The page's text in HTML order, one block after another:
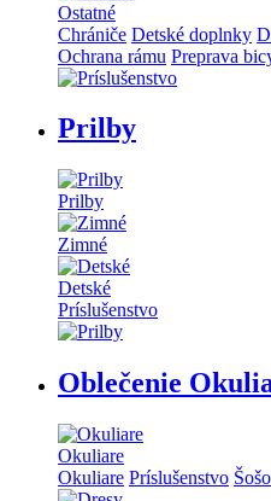
Ostatné
Chrániče Detské doplnky
Ochrana rámu Preprava
Prilby
Prilby
Zimné
Detské
Príslušenstvo
Oblečenie
Okuliare
Okuliare Príslušenstvo